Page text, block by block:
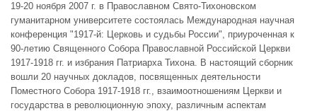
19-20 ноября 2007 г. в Православном Свято-Тихоновском
гуманитарном университете состоялась Международная научная
конференция "1917-й: Церковь и судьбы России", приуроченная к
90-летию Священного Собора Православной Российской Церкви
1917-1918 гг. и избрания Патриарха Тихона. В настоящий сборник
вошли 20 научных докладов, посвященных деятельности
Поместного Собора 1917-1918 гг., взаимоотношениям Церкви и
государства в революционную эпоху, различным аспектам